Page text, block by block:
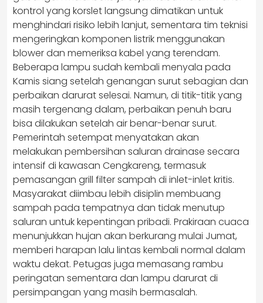
kontrol yang korslet langsung dimatikan untuk
menghindari risiko lebih lanjut, sementara tim teknisi
mengeringkan komponen listrik menggunakan
blower dan memeriksa kabel yang terendam.
Beberapa lampu sudah kembali menyala pada
Kamis siang setelah genangan surut sebagian dan
perbaikan darurat selesai. Namun, di titik-titik yang
masih tergenang dalam, perbaikan penuh baru
bisa dilakukan setelah air benar-benar surut.
Pemerintah setempat menyatakan akan
melakukan pembersihan saluran drainase secara
intensif di kawasan Cengkareng, termasuk
pemasangan grill filter sampah di inlet-inlet kritis.
Masyarakat diimbau lebih disiplin membuang
sampah pada tempatnya dan tidak menutup
saluran untuk kepentingan pribadi. Prakiraan cuaca
menunjukkan hujan akan berkurang mulai Jumat,
memberi harapan lalu lintas kembali normal dalam
waktu dekat. Petugas juga memasang rambu
peringatan sementara dan lampu darurat di
persimpangan yang masih bermasalah.